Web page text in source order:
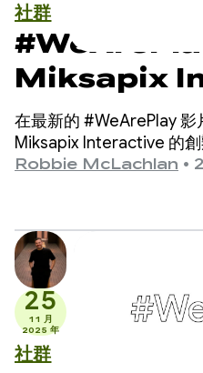
社群
Miksapix
如何將古老的
球玩家
在最新的 #WeArePlay
Miksapix Interactive 的
同慶祝 Google Play 應用
Robbie McLachlan •
25
11 月
2025 年
社群